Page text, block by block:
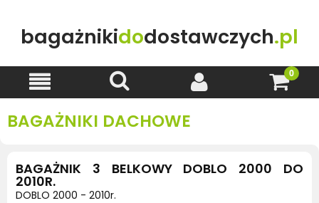
bagażnikidodostawczych.pl
BAGAŻNIKI DACHOWE
BAGAŻNIK 3 BELKOWY DOBLO 2000 DO
2010R.
DOBLO 2000 - 2010r.